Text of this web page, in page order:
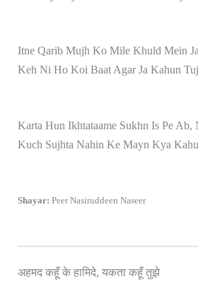
Itne Qarib Mujh Ko Mile Khuld Mein
Keh Ni Ho Koi Baat Agar Ja Kahun
Karta Hun Ikhtataame Sukhn Is Pe Ab,
Kuch Sujhta Nahin Ke Mayn Kya
Shayar: Peer Nasiruddeen Naseer
अहमद कहूँ के हामिदे, यकता कहूँ तुझे